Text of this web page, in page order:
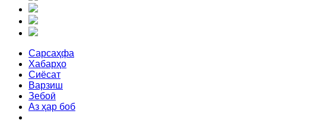
Сарсаҳфа
Хабарҳо
Сиёсат
Варзиш
Зебоӣ
Аз ҳар боб